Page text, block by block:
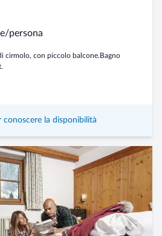
persona
cirmolo, con piccolo balcone.Bagno
conoscere la disponibilità